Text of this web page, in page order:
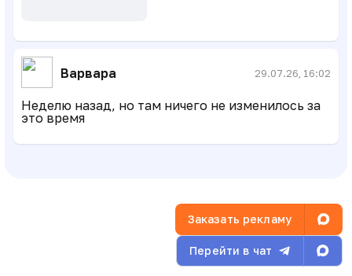
Варвара 29.07.26, 16:02
Неделю назад, но там ничего не изменилось за
это время
Заказать рекламу
Перейти в чат